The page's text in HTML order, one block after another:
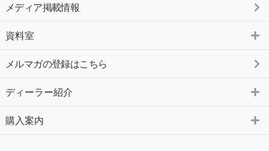
メディア掲載情報
資料室
メルマガの登録はこちら
ディーラー紹介
購入案内